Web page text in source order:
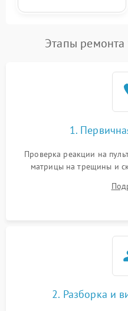
Этапы ремонта
1.
Проверка реакции на
матрицы на трещины и
подсветки и индикаторов
источников сигнала для
2. Разборка и